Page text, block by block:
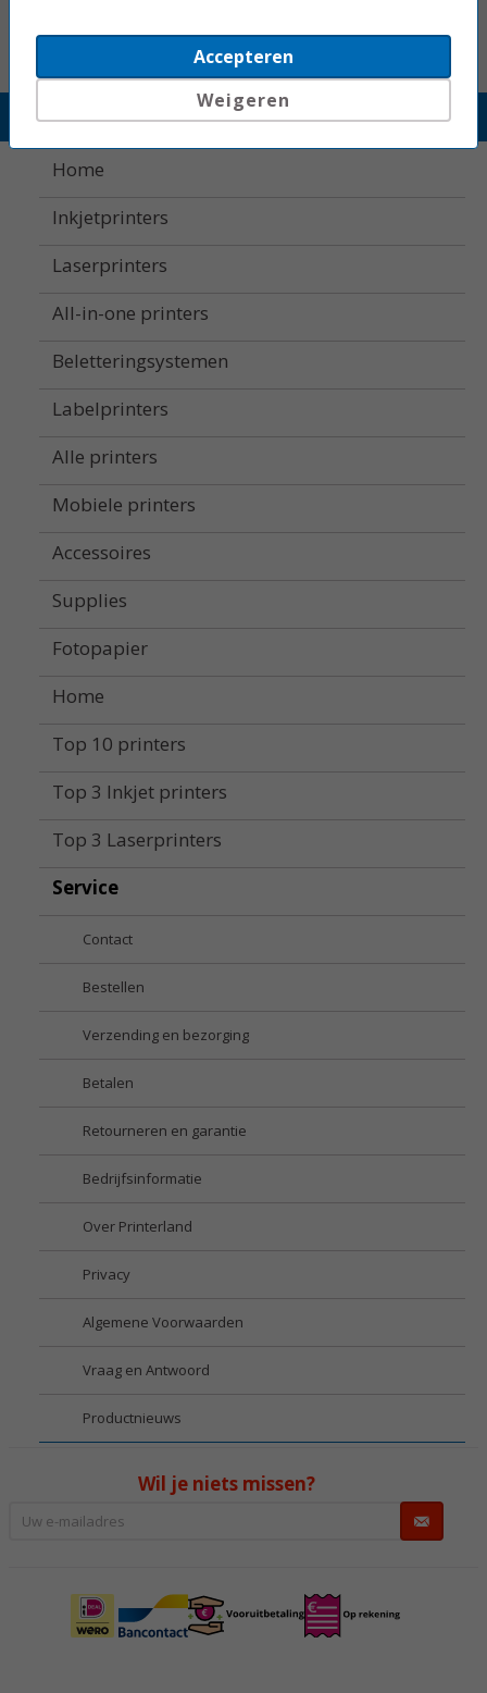
Printerland.nl
Home
Inkjetprinters
Laserprinters
All-in-one printers
Beletteringsystemen
Labelprinters
Alle printers
Mobiele printers
Accessoires
Supplies
Fotopapier
Home
Top 10 printers
Top 3 Inkjet printers
Top 3 Laserprinters
Service
Contact
Bestellen
Verzending en bezorging
Betalen
Retourneren en garantie
Bedrijfsinformatie
Over Printerland
Privacy
Algemene Voorwaarden
Vraag en Antwoord
Productnieuws
Wil je niets missen?
Accepteren
Weigeren